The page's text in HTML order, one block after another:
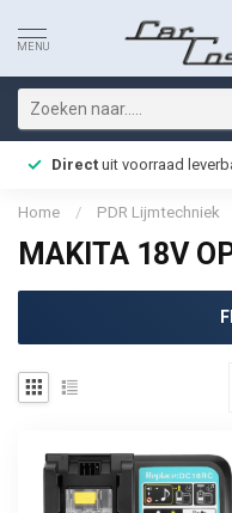
MENU
Direct uit voorraad
Home / PDR Lijmtechniek
MAKITA 18V